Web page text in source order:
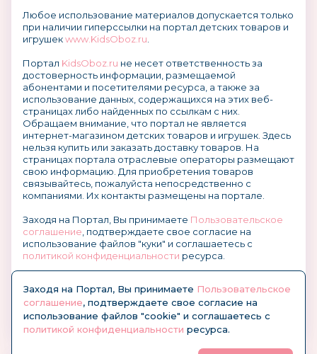
Любое использование материалов допускается только
при наличии гиперссылки на портал детских товаров и
игрушекwww.KidsOboz.ru
Портал KidsOboz.ru не несет ответственность за
достоверность информации, размещаемой
абонентами и посетителями ресурса, а также за
использование данных, содержащихся на этих веб-
страницах либо найденных по ссылкам с них.
Обращаем внимание, что портал не является
интернет-магазином детских товаров и игрушек. Здесь
нельзя купить или заказать доставку товаров. На
страницах портала отраслевые операторы размещают
свою информацию. Для приобретения товаров
связывайтесь, пожалуйста непосредственно с
компаниями. Их контакты размещены на портале.
Заходя на Портал, Вы принимаете Пользовательское
соглашение , подтверждаете свое согласие на
использование файлов "куки" и соглашаетесь с
политикой конфиденциальности ресурса.
Заходя на Портал, Вы принимаете Пользовательское
соглашение, подтверждаете свое согласие на
использование файлов "cookie" и соглашаетесь с
политикой конфиденциальности ресурса.